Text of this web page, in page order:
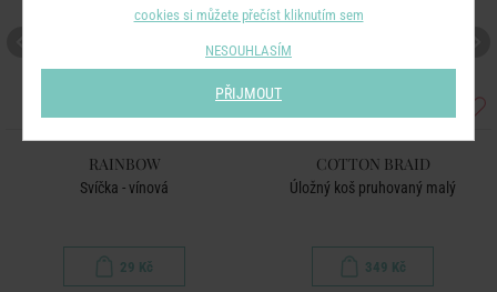
RAINBOW
Svíčka - vínová
29 Kč
COTTON BRAID
Úložný koš pruhovaný malý
349 Kč
cookies si můžete přečíst kliknutím sem
NESOUHLASÍM
PŘIJMOUT